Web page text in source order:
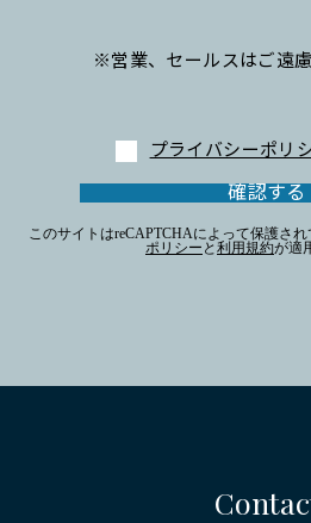
※営業、セールスはご遠慮
プライバシーポリ
このサイトはreCAPTCHAによって保護され
ポリシー と 利用規約が適